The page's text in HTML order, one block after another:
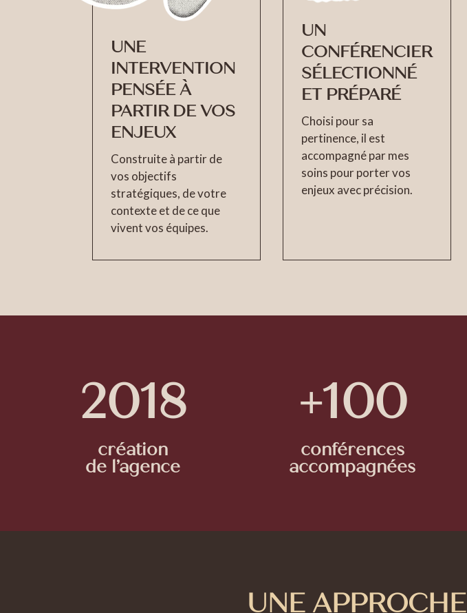
UNE
INTERVENTION
PENSÉE À
PARTIR DE VOS
ENJEUX
Construite à partir de
vos objectifs
stratégiques, de votre
contexte et de ce que
vivent vos équipes.
UN
CONFÉRENCIER
SÉLECTIONNÉ
ET PRÉPARÉ
Choisi pour sa
pertinence, il est
accompagné par mes
soins pour porter vos
enjeux avec précision.
2018
création
de l’agence
+100
conférences
accompagnées
UNE APPROCHE